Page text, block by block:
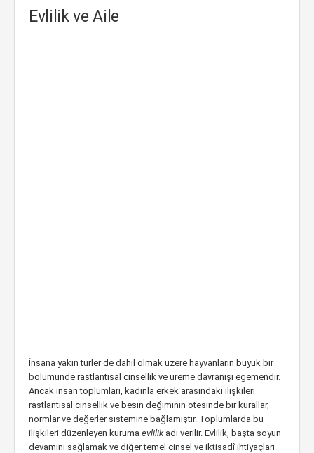
Evlilik ve Aile
İnsana yakın türler de dahil olmak üzere hayvanların büyük bir
bölümünde rastlantısal cinsellik ve üreme davranışı egemendir.
Ancak insan toplumları, kadınla erkek arasındaki ilişkileri
rastlantısal cinsellik ve besin değiminin ötesinde bir kurallar,
normlar ve değerler sistemine bağlamıştır. Toplumlarda bu
ilişkileri düzenleyen kuruma evlilik adı verilir. Evlilik, başta soyun
devamını sağlamak ve diğer temel cinsel ve iktisadî ihtiyaçları